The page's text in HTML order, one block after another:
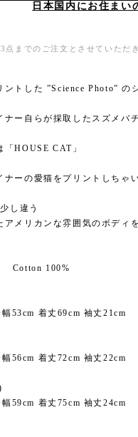
日本国内にお住まい
までのご注文とさせていただき
ントした ”Science Photo” の
ナー自らが採取したスズメバチ
「HOUSE CAT」
ナーの愛猫をプリントしちゃ
し違う
アメリカンな雰囲気のボディ
Cotton 100%
53cm 着丈69cm 袖丈21cm
56cm 着丈72cm 袖丈22cm
59cm 着丈75cm 袖丈24cm